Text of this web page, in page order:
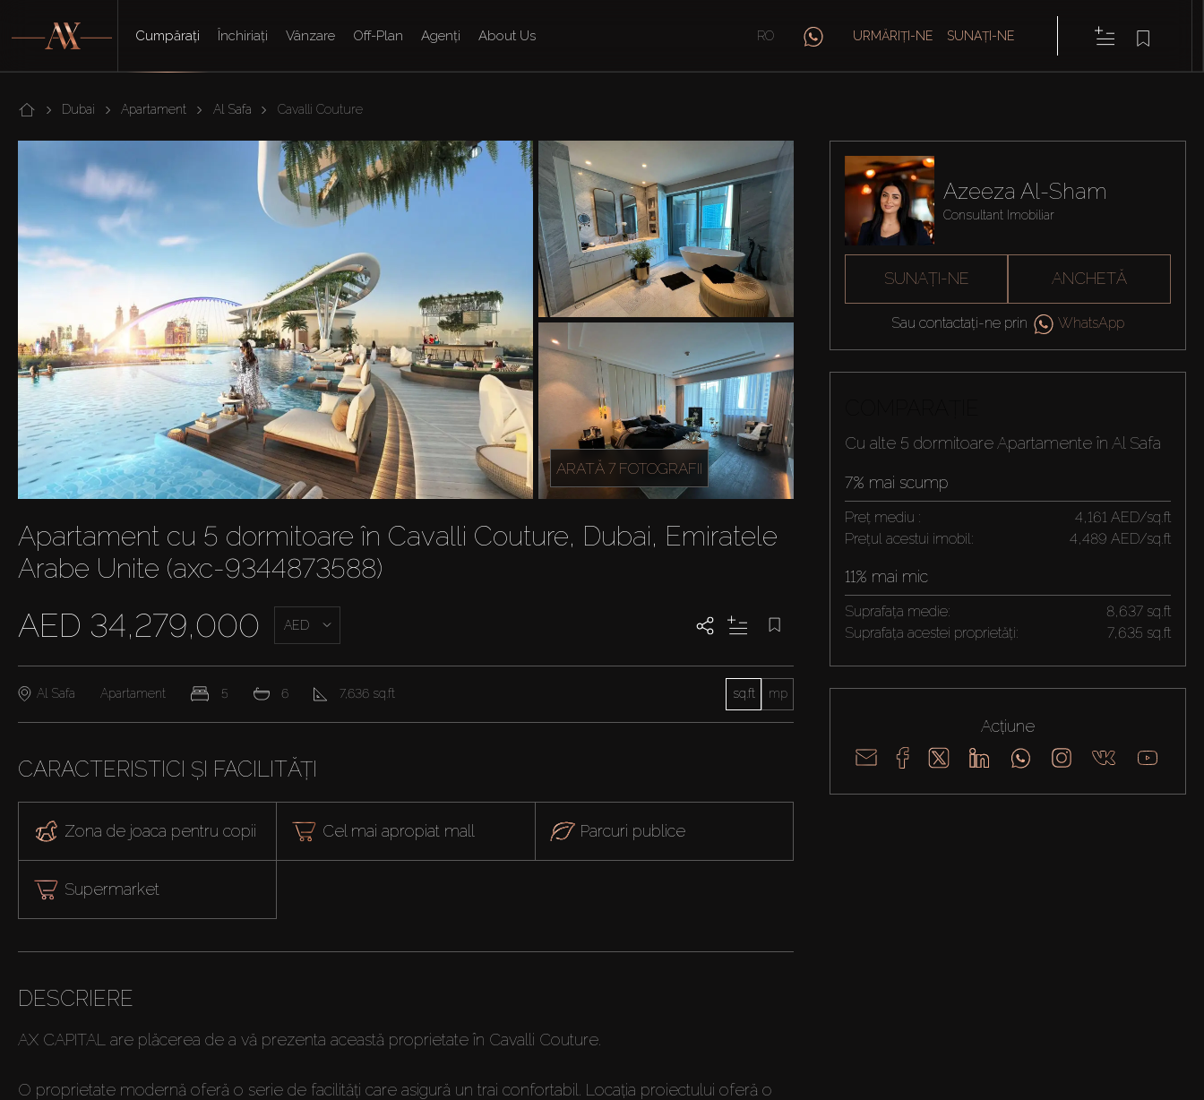
Cumpărați Închiriați Vânzare Off-Plan Agenți About Us RO URMĂRIȚI-NE SUNAȚI-NE
Dubai Apartament Al Safa Cavalli Couture
ARATĂ 7 FOTOGRAFII
Apartament cu 5 dormitoare în Cavalli Couture, Dubai, Emiratele
Arabe Unite (axc-9344873588)
AED 34,279,000 AED
Al Safa Apartament 5 6 7,636 sq.ft sq.ft mp
CARACTERISTICI ȘI FACILITĂȚI
Zona de joaca pentru copii Cel mai apropiat mall Parcuri publice
Supermarket
DESCRIERE
AX CAPITAL are plăcerea de a vă prezenta această proprietate în Cavalli Couture.
O proprietate modernă oferă o serie de facilități care asigură un trai confortabil. Locația proiectului oferă o
Azeeza Al-Sham
Consultant Imobiliar
SUNAȚI-NE ANCHETĂ
Sau contactați-ne prin WhatsApp
Cu alte 5 dormitoare Apartamente în Al Safa
7% mai scump
Preț mediu :
4,161 AED/sq.ft
Prețul acestui imobil:
4,489 AED/sq.ft
11% mai mic
Suprafața medie:
8,637 sq.ft
Suprafața acestei proprietăți:
7,635 sq.ft
Acțiune